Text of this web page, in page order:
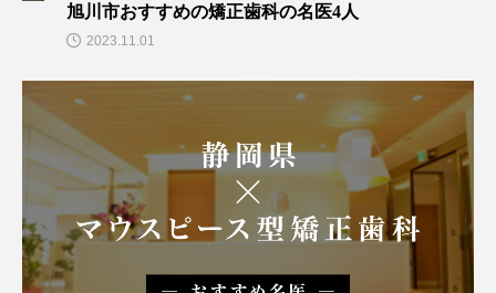
旭川市おすすめの矯正歯科の名医4人
2023.11.01